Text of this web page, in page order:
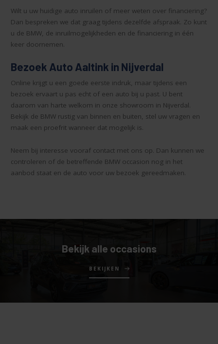
Wilt u uw huidige auto inruilen of meer weten over financiering?
Dan bespreken we dat graag tijdens dezelfde afspraak. Zo kunt
u de BMW, de inruilmogelijkheden en de financiering in één
keer doornemen.
Bezoek Auto Aaltink in Nijverdal
Online krijgt u een goede eerste indruk, maar tijdens een
bezoek ervaart u pas echt of een auto bij u past. U bent
daarom van harte welkom in onze showroom in Nijverdal.
Bekijk de BMW rustig van binnen en buiten, stel uw vragen en
maak een proefrit wanneer dat mogelijk is.
Neem bij interesse vooraf contact met ons op. Dan kunnen we
controleren of de betreffende BMW occasion nog in het
aanbod staat en de auto voor uw bezoek gereedmaken.
Bekijk alle occasions
BEKIJKEN